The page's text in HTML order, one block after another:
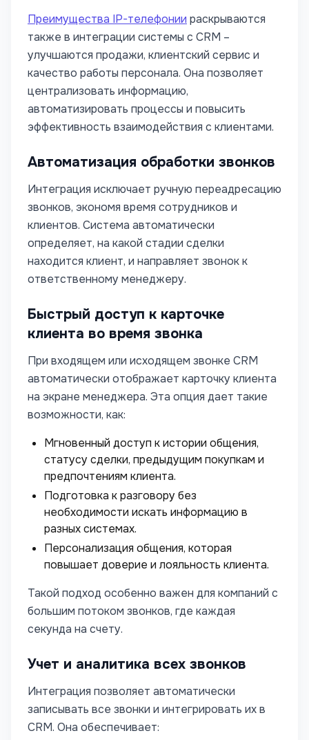
Преимущества IP-телефонии раскрываются
также в интеграции системы с CRM –
улучшаются продажи, клиентский сервис и
качество работы персонала. Она позволяет
централизовать информацию,
автоматизировать процессы и повысить
эффективность взаимодействия с клиентами.
Автоматизация обработки звонков
Интеграция исключает ручную переадресацию
звонков, экономя время сотрудников и
клиентов. Система автоматически
определяет, на какой стадии сделки
находится клиент, и направляет звонок к
ответственному менеджеру.
Быстрый доступ к карточке
клиента во время звонка
При входящем или исходящем звонке CRM
автоматически отображает карточку клиента
на экране менеджера. Эта опция дает такие
возможности, как:
Мгновенный доступ к истории общения,
статусу сделки, предыдущим покупкам и
предпочтениям клиента.
Подготовка к разговору без
необходимости искать информацию в
разных системах.
Персонализация общения, которая
повышает доверие и лояльность клиента.
Такой подход особенно важен для компаний с
большим потоком звонков, где каждая
секунда на счету.
Учет и аналитика всех звонков
Интеграция позволяет автоматически
записывать все звонки и интегрировать их в
CRM. Она обеспечивает: